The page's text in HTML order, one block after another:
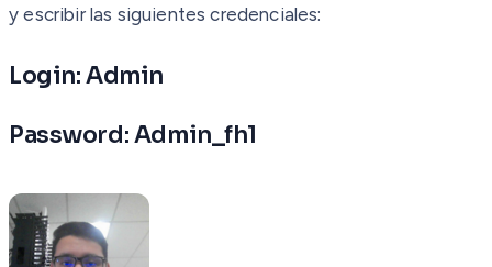
y escribir las siguientes credenciales:
Login: Admin
Password: Admin_fh1